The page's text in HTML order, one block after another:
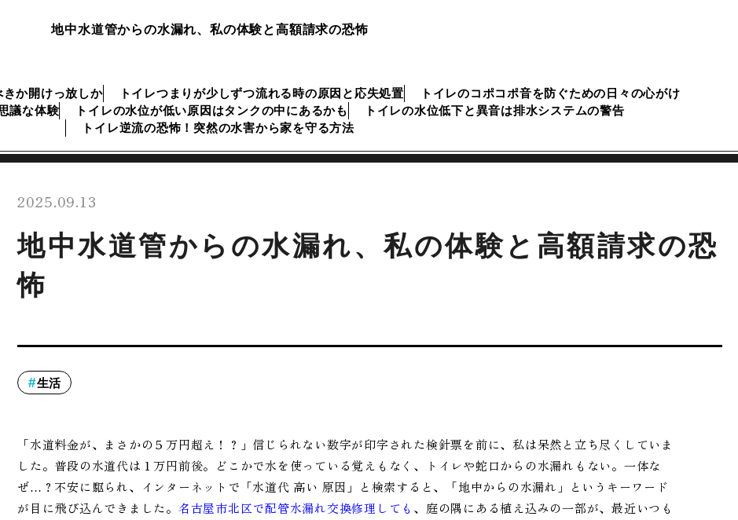
地中水道管からの水漏れ、私の体験と高額請求の恐怖
か開けっ放しか トイレつまりが少しずつ流れる時の原因と応失処置
トイレのコポコポ音を防ぐための日々の心がけ
議な体験
トイレの水位が低い原因はタンクの中にあるかも
トイレの水位低下と異音は排水システムの警告
トイレ逆流の恐怖！突然の水害から家を守る方法
2025.09.13
地中水道管からの水漏れ、私の体験と高額請求の恐
怖
生活
「水道料金が、まさかの５万円超え！？」信じられない数字が印字された検針票を前に、私は呆然と立ち尽くしていま
した。普段の水道代は１万円前後。どこかで水を使っている覚えもなく、トイレや蛇口からの水漏れもない。一体な
ぜ…？不安に駆られ、インターネットで「水道代 高い 原因」と検索すると、「地中からの水漏れ」というキーワード
が目に飛び込んできました。 名古屋市北区で配管水漏れ交換修理しても 、庭の隅にある植え込みの一部が、最近いつも